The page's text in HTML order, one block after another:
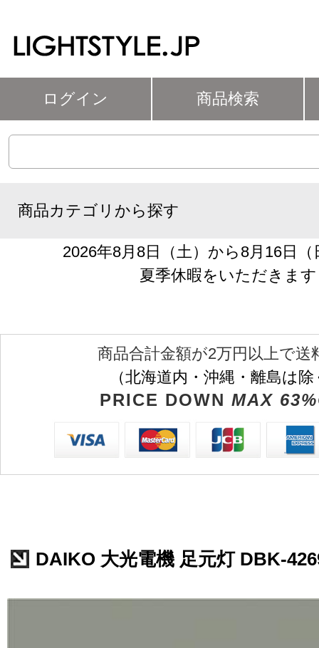
ログイン 商品検索
商品カテゴリから探す
2026年8月8日（土）から8月16日
夏季休暇をいただきます
商品合計金額が2万円以上で送
（北海道内・沖縄・離島は
PRICE DOWN MAX
DAIKO 大光電機 足元灯 DBK-